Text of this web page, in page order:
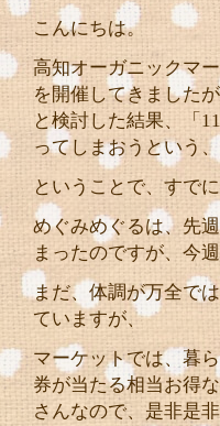
こんにちは。
高知オーガニックマ
を開催してきました
と検討した結果、「
ってしまおうという
ということで、すで
めぐみめぐるは、先
まったのですが、今
まだ、体調が万全で
ていますが、
マーケットでは、暮
券が当たる相当お得
さんなので、是非是